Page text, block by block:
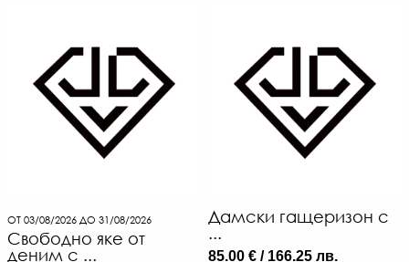
ОТ 03/08/2026 ДО 31/08/2026
Свободно яке от
деним с ...
Дамски гащеризон с
...
85.00 € / 166.25 лв.